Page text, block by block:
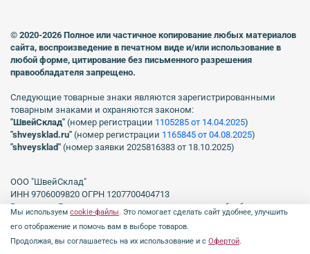
© 2020-2026 Полное или частичное копирование любых материалов
сайта, воспроизведение в печатном виде и/или использование в
любой форме, цитирование без письменного разрешения
правообладателя запрещено.
Следующие товарные знаки являются зарегистрированными
товарным знаками и охраняются законом:
"ШвейСклад" (номер регистрации 1105285 от 14.04.2025)
"shveуsklad.ru" (номер регистрации 1165845 от 04.08.2025)
"shveysklad" (номер заявки 2025816383 от 18.10.2025)
ООО "ШвейСклад"
ИНН 9706009820 ОГРН 1207700404713
Включен в Реестр операторов, осуществляющих обработку
персональных данных Роскомнадзора рег. № 77-23-150255, Приказ
№231 от 16.06.2023.
Мы используем cookie-файлы. Это помогает сделать сайт удобнее, улучшить
его отображение и помочь вам в выборе товаров.
Продолжая, вы соглашаетесь на их использование и с Офертой.